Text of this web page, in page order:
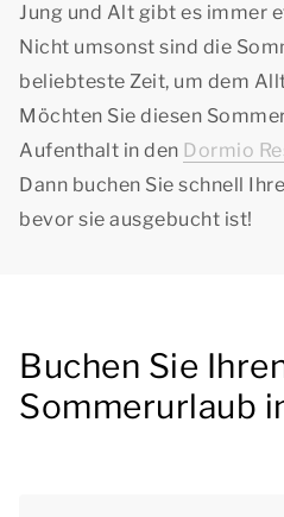
Jung und Alt gibt es immer
Nicht umsonst sind die
beliebteste Zeit, um dem
Möchten Sie diesen
Aufenthalt in den Dormio
Dann buchen Sie schnell
bevor sie ausgebucht ist!
Buchen Sie
Sommerurlaub